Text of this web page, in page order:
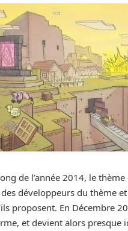
de l’année 2014, le thème
développeurs du thème
proposent. En Décembre
et devient alors presque